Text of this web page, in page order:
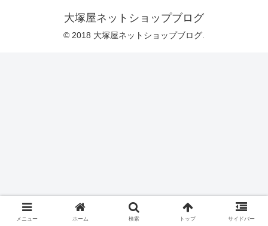
ツリーが一番輝くのは、夜空です！そし
て、そこからは話がとんとん拍子に進
み・・・＼ ここに完成！！ ／美しさ
をひき立てるために、採用したの
大塚屋ネットショップブログ
© 2018 大塚屋ネットショップブログ.
メニュー ホーム 検索 トップ サイドバー